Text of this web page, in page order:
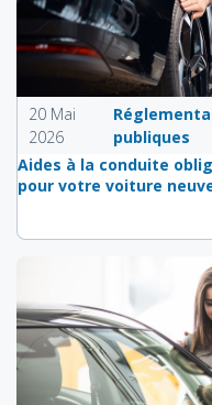
20 Mai
2026
publiques
Aides à la conduite
pour votre voiture